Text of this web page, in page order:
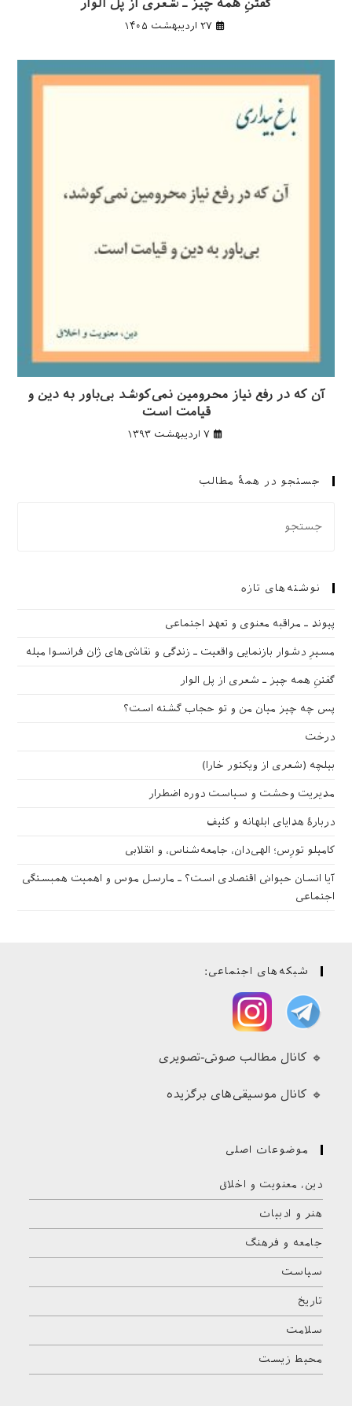
گفتنِ همه چیز ـ شعری از پل الوار
۲۷ اردیبهشت ۱۴۰۵
آن که در رفع نیاز محرومین نمی‌کوشد بی‌باور به دین و
قیامت است
۷ اردیبهشت ۱۳۹۳
جستجو در همهٔ مطالب
نوشته‌های تازه
پیوند ـ مراقبه‌ معنوی و تعهد اجتماعی
مسیرِ دشوار بازنمایی واقعیت ـ زندگی و نقاشی‌های ژان فرانسوا میله
گفتنِ همه چیز ـ شعری از پل الوار
پس چه چیز میان من و تو حجاب گشته است؟
درخت
بیلچه (شعری از ویکتور خارا)
مدیریت وحشت و سیاست دوره اضطرار
دربارهٔ هدایای ابلهانه و کثیف
کامیلو تورِس؛ الهی‌دان، جامعه‌شناس، و انقلابی
آیا انسان حیوانی اقتصادی است؟ ـ مارسل موس و اهمیت همبستگی
اجتماعی
شبکه‌های اجتماعی:
🔹 کانال مطالب صوتی-تصویری
🔹 کانال موسیقی‌های برگزیده
موضوعات اصلی
دین، معنویت و اخلاق
هنر و ادبیات
جامعه و فرهنگ
سیاست
تاریخ
سلامت
محیط زیست